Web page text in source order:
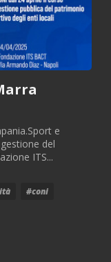
e
del
ITS...
#coni